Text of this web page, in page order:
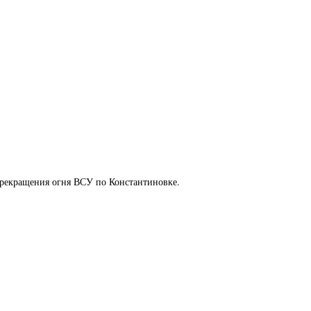
огня ВСУ по Константиновке.